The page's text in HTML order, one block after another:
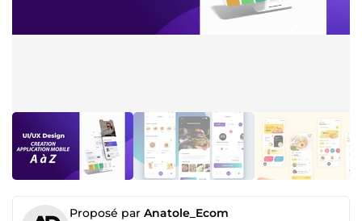
Proposé par Anatole_Ecom